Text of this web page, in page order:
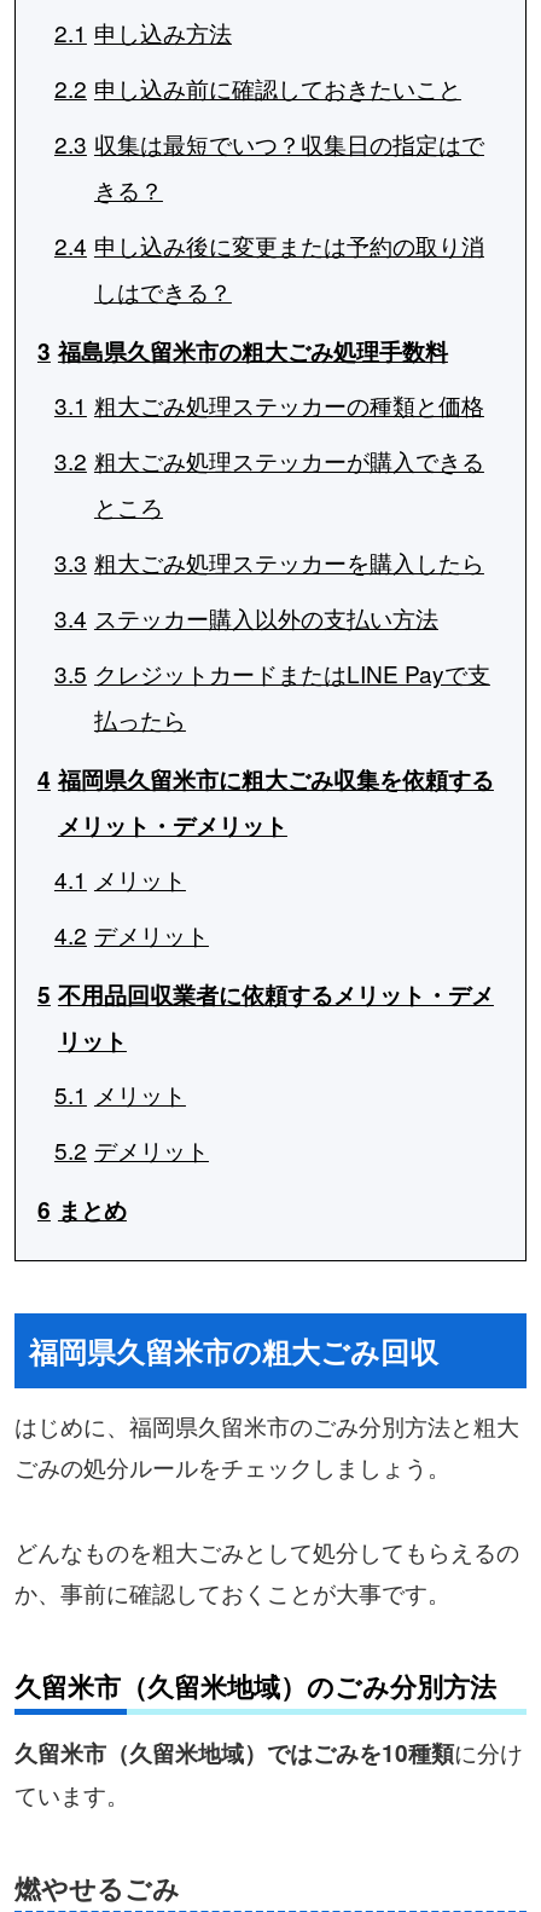
2.1 申し込み方法
2.2 申し込み前に確認しておきたいこと
2.3 収集は最短でいつ？収集日の指定はで
きる？
2.4 申し込み後に変更または予約の取り消
しはできる？
3 福島県久留米市の粗大ごみ処理手数料
3.1 粗大ごみ処理ステッカーの種類と価格
3.2 粗大ごみ処理ステッカーが購入できる
ところ
3.3 粗大ごみ処理ステッカーを購入したら
3.4 ステッカー購入以外の支払い方法
3.5 クレジットカードまたはLINE Payで支
払ったら
4 福岡県久留米市に粗大ごみ収集を依頼する
メリット・デメリット
4.1 メリット
4.2 デメリット
5 不用品回収業者に依頼するメリット・デメ
リット
5.1 メリット
5.2 デメリット
6 まとめ
福岡県久留米市の粗大ごみ回収
はじめに、福岡県久留米市のごみ分別方法と粗大
ごみの処分ルールをチェックしましょう。
どんなものを粗大ごみとして処分してもらえるの
か、事前に確認しておくことが大事です。
久留米市（久留米地域）のごみ分別方法
久留米市（久留米地域）ではごみを10種類に分け
ています。
燃やせるごみ